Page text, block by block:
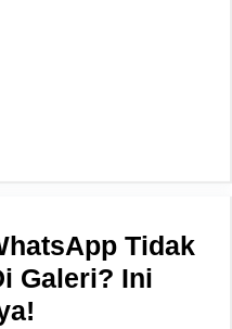
Tidak
Galeri? Ini